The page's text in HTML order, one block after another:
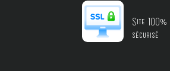
Site 100%
sécurisé